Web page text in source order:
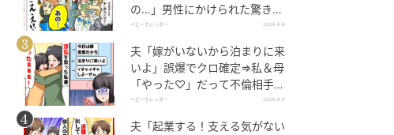
の…」男性にかけられた驚きの
言葉とは
ベビーカレンダー 2026.8.8
夫「嫁がいないから泊まりに来
いよ」誤爆でクロ確定⇒私＆母
「やった♡」だって不倫相手の
正体は！
ベビーカレンダー 2026.8.8
夫「起業する！支える気がない